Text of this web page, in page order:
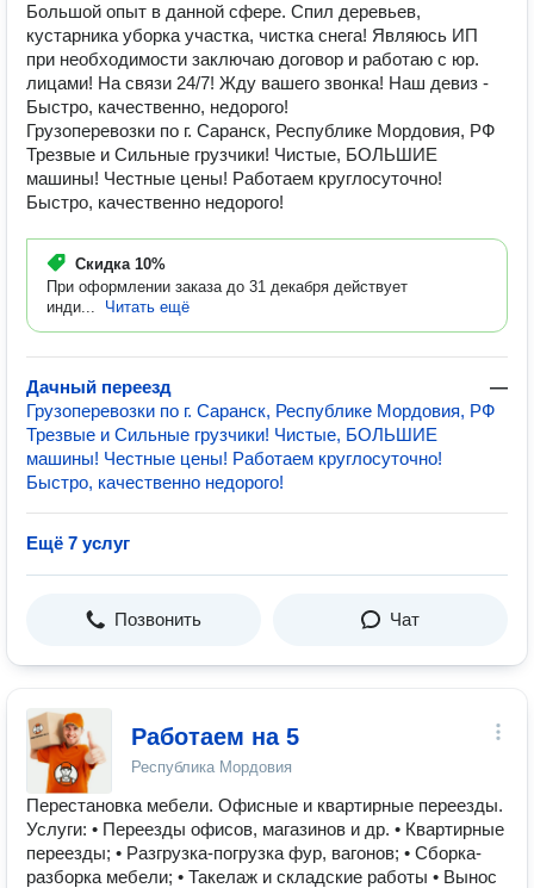
Большой опыт в данной сфере. Спил деревьев,
кустарника уборка участка, чистка снега! Являюсь ИП
при необходимости заключаю договор и работаю с юр.
лицами! На связи 24/7! Жду вашего звонка! Наш девиз -
Быстро, качественно, недорого!
Грузоперевозки по г. Саранск, Республике Мордовия, РФ
Трезвые и Сильные грузчики! Чистые, БОЛЬШИЕ
машины! Честные цены! Работаем круглосуточно!
Быстро, качественно недорого!
Скидка 10%
При оформлении заказа до 31 декабря действует
инди...
Читать ещё
Дачный переезд
—
Грузоперевозки по г. Саранск, Республике Мордовия, РФ
Трезвые и Сильные грузчики! Чистые, БОЛЬШИЕ
машины! Честные цены! Работаем круглосуточно!
Быстро, качественно недорого!
Ещё 7 услуг
Позвонить Чат
Работаем на 5
Республика Мордовия
Перестановка мебели. Офисные и квартирные переезды.
Услуги: • Переезды офисов, магазинов и др. • Квартирные
переезды; • Разгрузка-погрузка фур, вагонов; • Сборка-
разборка мебели; • Такелаж и складские работы • Вынос